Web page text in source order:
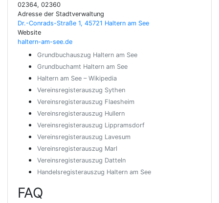
02364, 02360
Adresse der Stadtverwaltung
Dr.-Conrads-Straße 1, 45721 Haltern am See
Website
haltern-am-see.de
Grundbuchauszug Haltern am See
Grundbuchamt Haltern am See
Haltern am See – Wikipedia
Vereinsregisterauszug Sythen
Vereinsregisterauszug Flaesheim
Vereinsregisterauszug Hullern
Vereinsregisterauszug Lippramsdorf
Vereinsregisterauszug Lavesum
Vereinsregisterauszug Marl
Vereinsregisterauszug Datteln
Handelsregisterauszug Haltern am See
FAQ